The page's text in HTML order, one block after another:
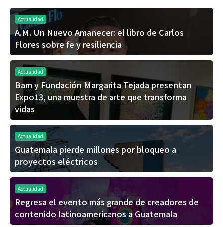
Actualidad
A.M. Un Nuevo Amanecer: el libro de Carlos
Flores sobre fe y resiliencia
Actualidad
Bam y Fundación Margarita Tejada presentan
Expo13, una muestra de arte que transforma
vidas
Actualidad
Guatemala pierde millones por bloqueo a
proyectos eléctricos
Actualidad
Regresa el evento más grande de creadores de
contenido latinoamericanos a Guatemala